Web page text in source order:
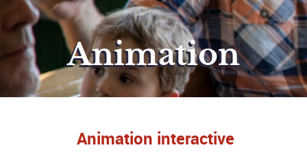
Animation
Animation interactive